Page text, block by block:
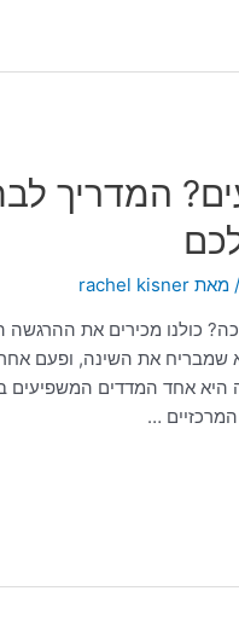
המדריך
/ מאתrachel kisner
כולנו מכירים את
שמבריח את השינה, ופעם
אחד המדדים המשפיעים
…